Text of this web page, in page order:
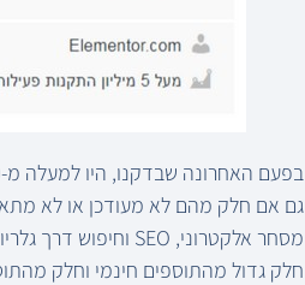
בפעם האחרונה שבדקנו, היו למעלה מ-60,000 תוספים (!) ב
גם אם חלק מהם לא מעודכן או לא
מסחר אלקטרוני, SEO וחיפוש דרך גלריות, מולטימדיה, ניוזלטרים ומה לא?
חלק גדול מהתוספים חינמי וחלק